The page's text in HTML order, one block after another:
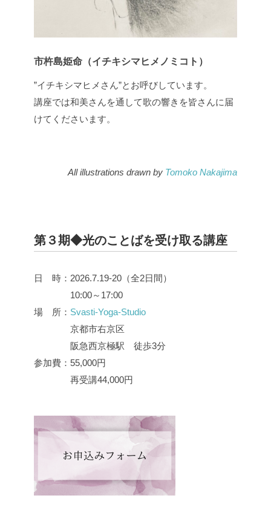
市杵島姫命（イチキシマヒメノミコト）
”イチキシマヒメさん”とお呼びしています。
講座では和美さんを通して歌の響きを皆さんに届
けてくださいます。
All illustrations drawn by Tomoko Nakajima
第３期◆光のことばを受け取る講座
日 時：2026.7.19-20（全2日間）
10:00～17:00
場 所： Svasti-Yoga-Studio
京都市右京区
阪急西京極駅 徒歩3分
参加費：55,000円
再受講44,000円